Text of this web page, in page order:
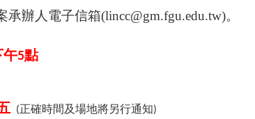
辦人電子信箱(lincc@gm.fgu.edu.tw)。
午5點
(正確時間及場地將另行通知)